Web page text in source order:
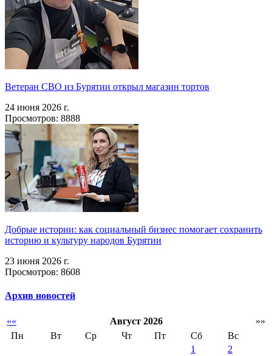
Ветеран СВО из Бурятии открыл магазин тортов
24 июня 2026 г.
Просмотров: 8888
Добрые истории: как социальный бизнес помогает сохранить
историю и культуру народов Бурятии
23 июня 2026 г.
Просмотров: 8608
Архив новостей
«« Август 2026
»»
Пн
Вт Ср Чт Пт Сб
Вс
1
2